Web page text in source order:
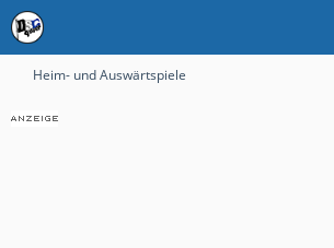
Heim- und Auswärtspiele